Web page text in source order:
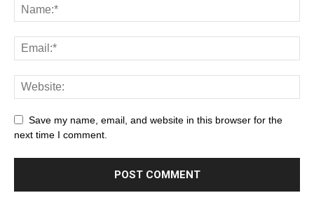
Save my name, email, and website in this browser for the
next time I comment.